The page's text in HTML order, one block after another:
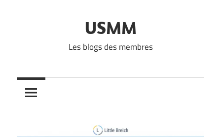
USMM
Les blogs des membres